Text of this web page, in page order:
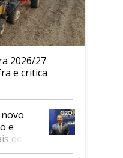
2026/27
e critica
e
do